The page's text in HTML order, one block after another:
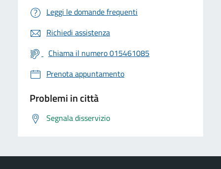
Leggi le domande frequenti
Richiedi assistenza
Chiama il numero 015461085
Prenota appuntamento
Problemi in città
Segnala disservizio